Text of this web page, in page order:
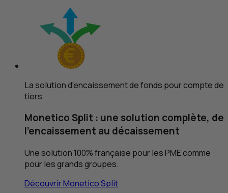
La solution d'encaissement de fonds pour compte de
tiers
MoneticoSplit : une solution complète, de
l’encaissement au décaissement
Une solution 100% française pour lesPMEcomme
pour les grands groupes.
Découvrir MoneticoSplit